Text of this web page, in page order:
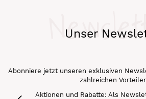
Unser
Abonniere jetzt unseren exklusiven
zahlreichen
Aktionen und Rabatte: Als